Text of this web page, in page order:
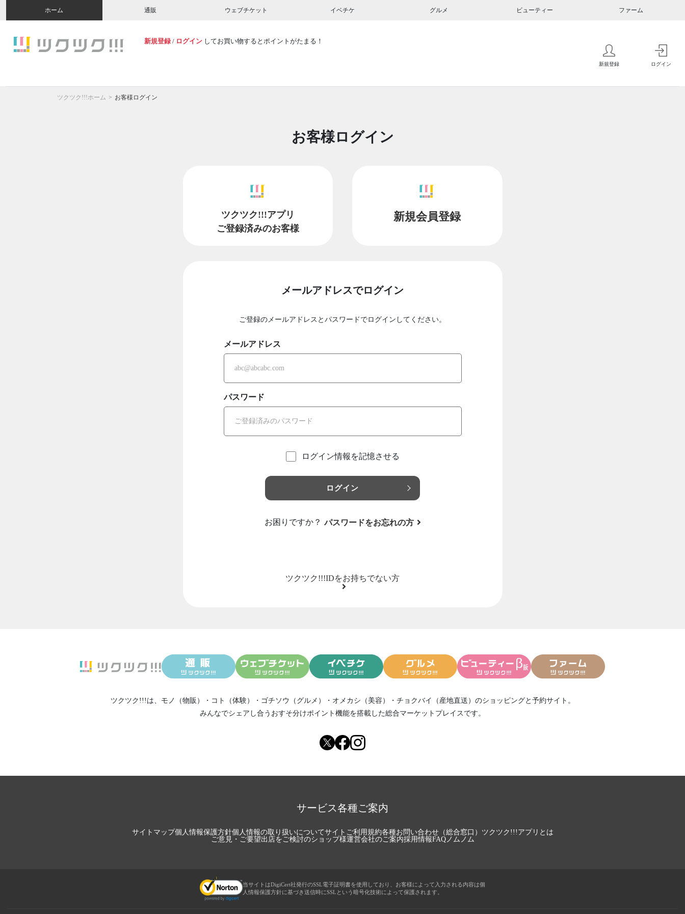
ホーム 通販 ウェブチケット イベチケ グルメ ビューティー ファーム
新規登録 / ログイン してお買い物するとポイントがたまる！
新規登録 ログイン
ツクツク!!!ホーム お客様ログイン
お客様ログイン
ツクツク!!!アプリ
ご登録済みのお客様
新規会員登録
メールアドレスでログイン
ご登録のメールアドレスとパスワードでログインしてください。
メールアドレス
パスワード
ログイン情報を記憶させる
ログイン
お困りですか？ パスワードをお忘れの方
ツクツク!!!IDをお持ちでない方
ツクツク!!!は、 モノ（物販） ・ コト（体験） ・ ゴチソウ（グルメ） ・ オメカシ（美容） ・ チョクバイ（産地直送） のショッピングと予約サイト。
みんなでシェアし合う おすそ分けポイント機能を搭載した総合マーケットプレイスです。
サービス各種ご案内
サイトマップ個人情報保護方針個人情報の取り扱いについてサイトご利用規約各種お問い合わせ（総合窓口） ツクツク!!!アプリとは
ご意見・ご要望出店をご検討のショップ様運営会社のご案内採用情報FAQノムノム
当サイトはDigiCert社発行のSSL電子証明書を使用しており、お客様によって入力される内容は個
人情報保護方針に基づき送信時にSSLという暗号化技術によって保護されます。